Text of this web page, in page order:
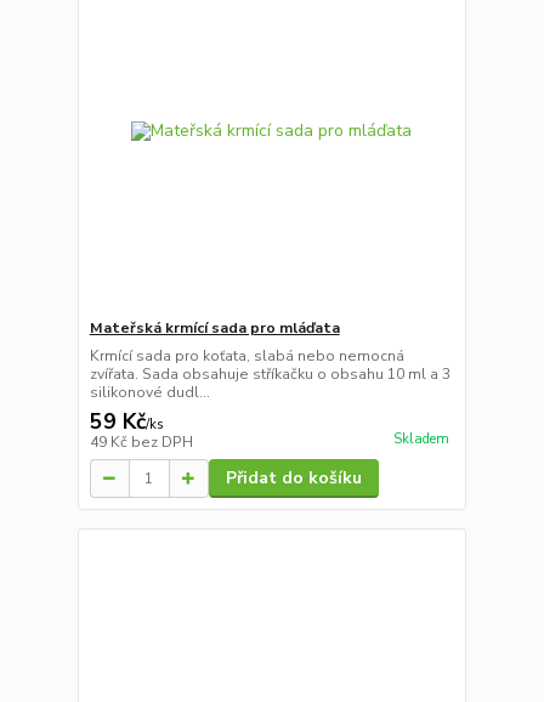
Mateřská krmící sada pro mláďata
Krmící sada pro koťata, slabá nebo nemocná
zvířata. Sada obsahuje stříkačku o obsahu 10 ml a 3
silikonové dudl...
59 Kč/ks
49 Kč bez DPH Skladem
Přidat do košíku